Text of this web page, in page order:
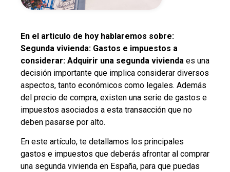
En el articulo de hoy hablaremos sobre:
Segunda vivienda: Gastos e impuestos a
considerar: Adquirir una segunda vivienda es una
decisión importante que implica considerar diversos
aspectos, tanto económicos como legales. Además
del precio de compra, existen una serie de gastos e
impuestos asociados a esta transacción que no
deben pasarse por alto.
En este artículo, te detallamos los principales
gastos e impuestos que deberás afrontar al comprar
una segunda vivienda en España, para que puedas